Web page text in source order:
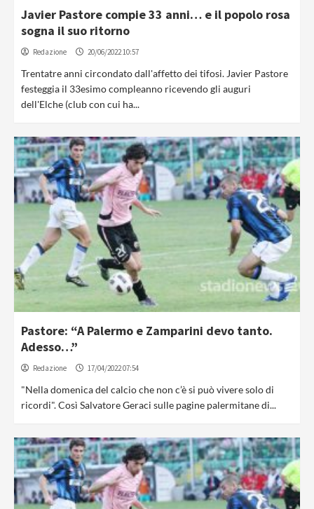
Javier Pastore compie 33 anni… e il popolo rosa
sogna il suo ritorno
Redazione 20/06/2022 10:57
Trentatre anni circondato dall'affetto dei tifosi. Javier Pastore
festeggia il 33esimo compleanno ricevendo gli auguri
dell'Elche (club con cui ha...
Pastore: “A Palermo e Zamparini devo tanto.
Adesso…”
Redazione 17/04/2022 07:54
"Nella domenica del calcio che non c’è si può vivere solo di
ricordi". Così Salvatore Geraci sulle pagine palermitane di...